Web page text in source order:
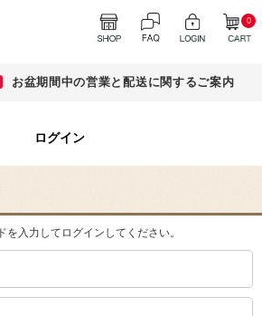
0
お盆期間中の営業と配送に関するご案内
ログイン
を入力してログインしてください。